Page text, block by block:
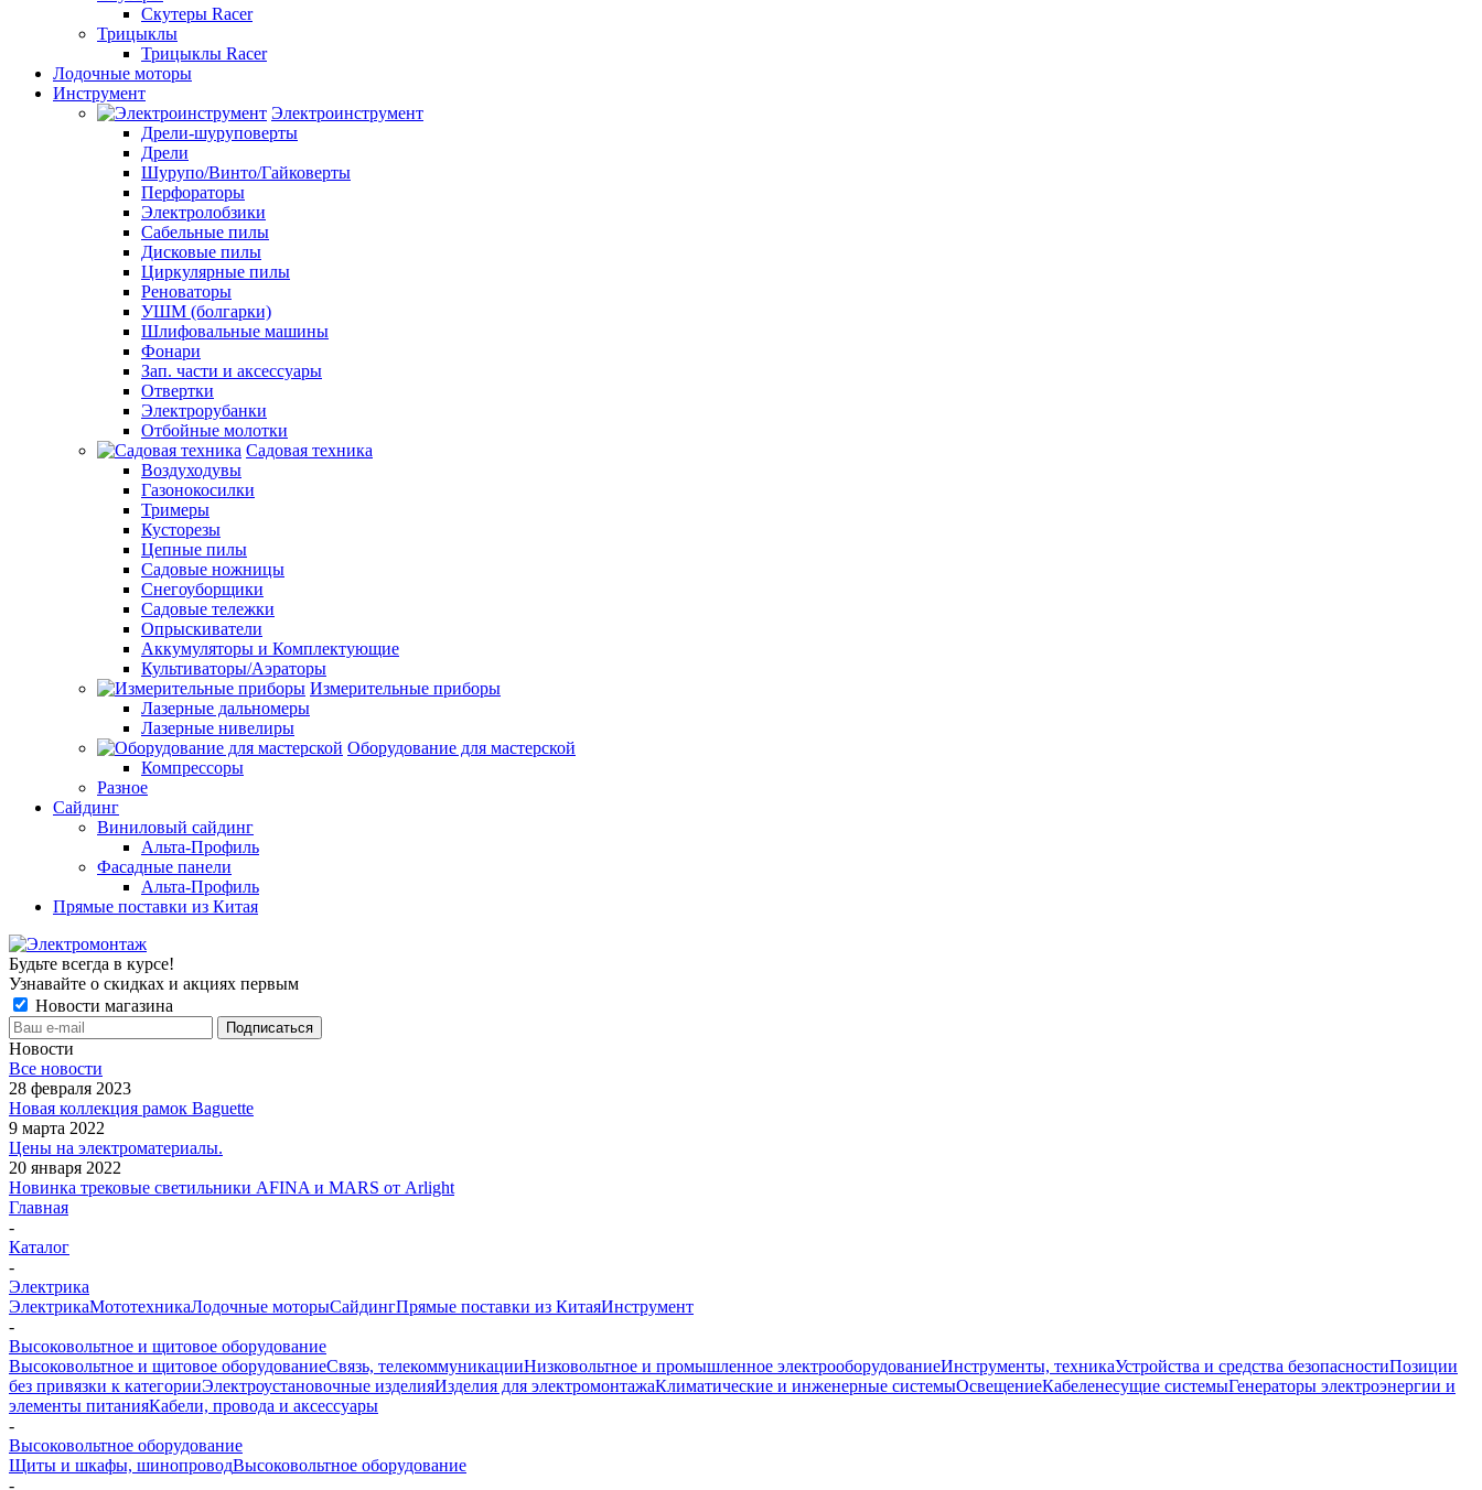
Скутеры Racer
Трицыклы
Трицыклы Racer
Лодочные моторы
Инструмент
Электроинструмент
Дрели-шуруповерты
Дрели
Шурупо/Винто/Гайковерты
Перфораторы
Электролобзики
Сабельные пилы
Дисковые пилы
Циркулярные пилы
Реноваторы
УШМ (болгарки)
Шлифовальные машины
Фонари
Зап. части и аксессуары
Отвертки
Электрорубанки
Отбойные молотки
Садовая техника
Воздуходувы
Газонокосилки
Тримеры
Кусторезы
Цепные пилы
Садовые ножницы
Снегоуборщики
Садовые тележки
Опрыскиватели
Аккумуляторы и Комплектующие
Культиваторы/Аэраторы
Измерительные приборы
Лазерные дальномеры
Лазерные нивелиры
Оборудование для мастерской
Компрессоры
Разное
Сайдинг
Виниловый сайдинг
Альта-Профиль
Фасадные панели
Альта-Профиль
Прямые поставки из Китая
Будьте всегда в курсе!
Узнавайте о скидках и акциях первым
Новости магазина
Новости
Все новости
28 февраля 2023
Новая коллекция рамок Baguette
9 марта 2022
Цены на электроматериалы.
20 января 2022
Новинка трековые светильники AFINA и MARS от Arlight
Главная
-
Каталог
-
Электрика
ЭлектрикаМототехникаЛодочные моторыСайдингПрямые поставки из КитаяИнструмент
-
Высоковольтное и щитовое оборудование
Высоковольтное и щитовое оборудованиеСвязь, телекоммуникацииНизковольтное и промышленное электрооборудованиеИнструменты, техникаУстройства и средства безопасностиПозиции
без привязки к категорииЭлектроустановочные изделияИзделия для электромонтажаКлиматические и инженерные системыОсвещениеКабеленесущие системыГенераторы электроэнергии и
элементы питанияКабели, провода и аксессуары
-
Высоковольтное оборудование
Щиты и шкафы, шинопроводВысоковольтное оборудование
-